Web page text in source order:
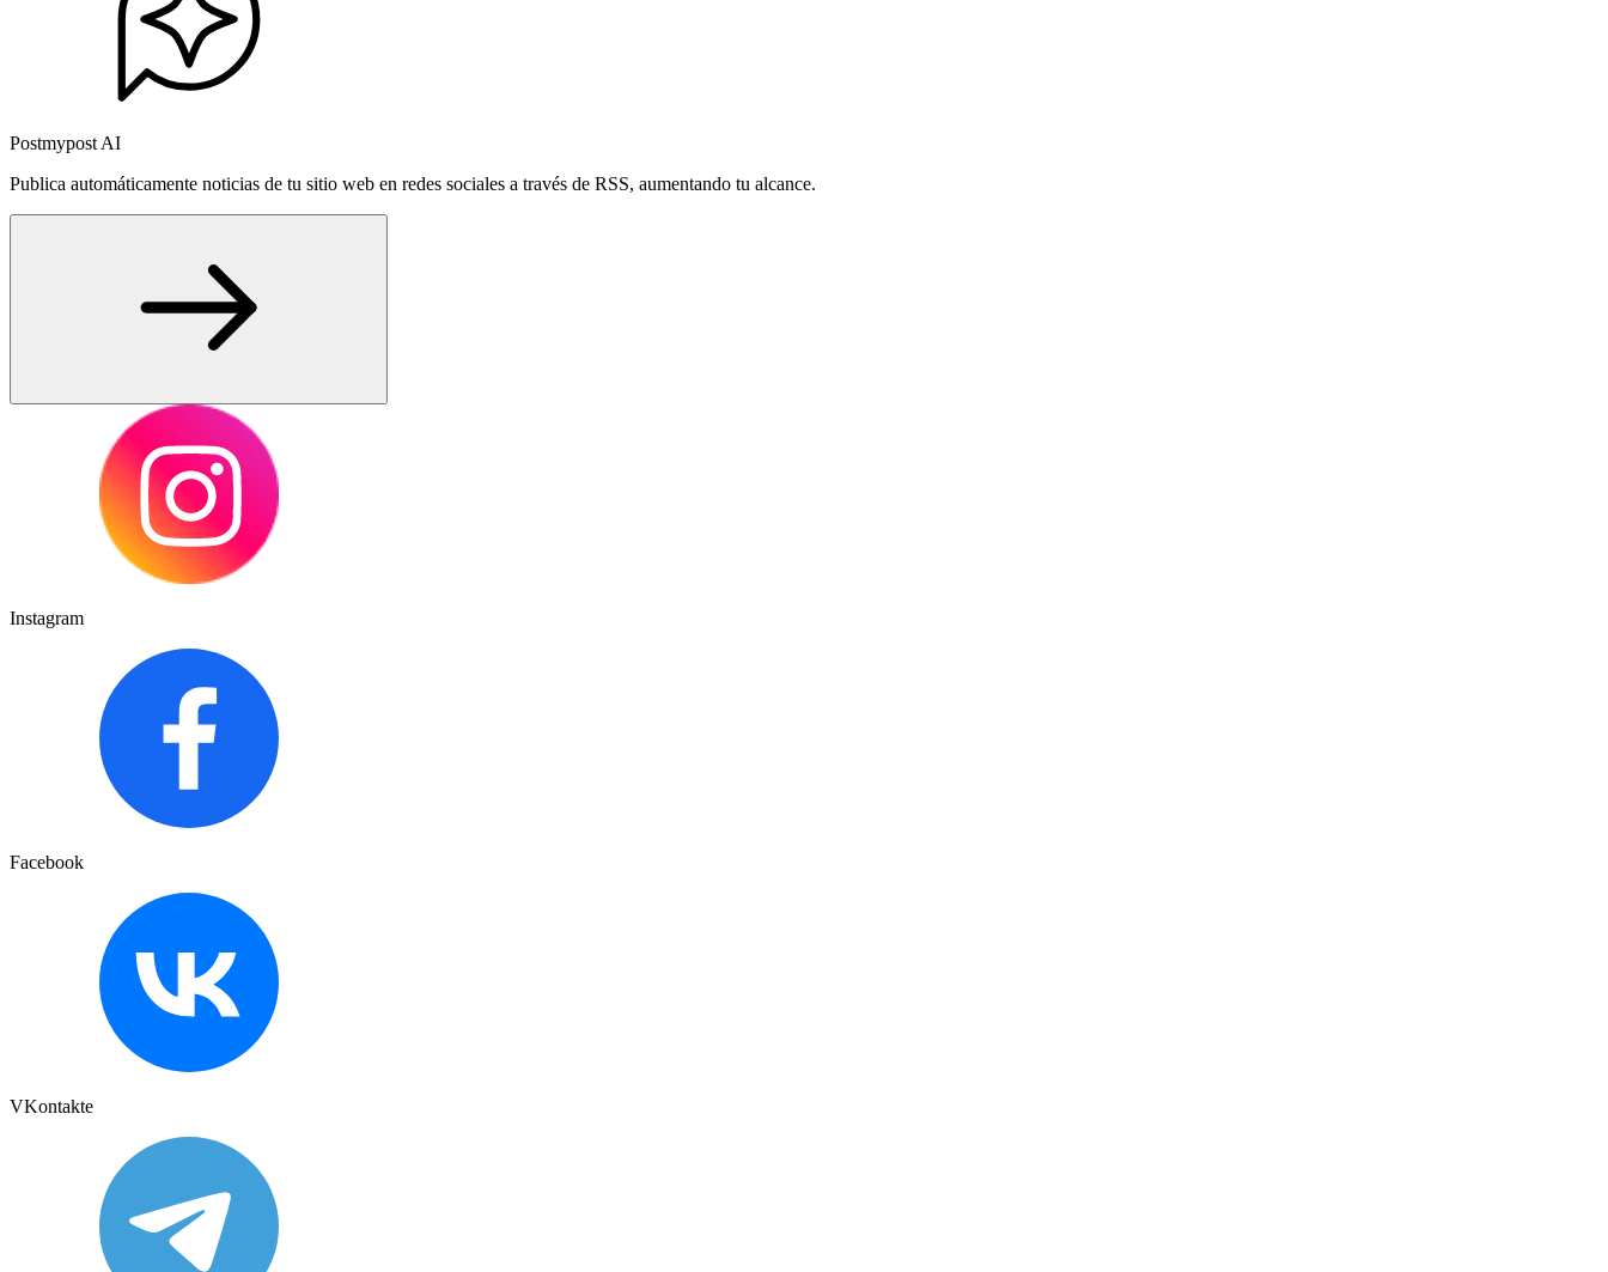
Postmypost AI
Publica automáticamente noticias de tu sitio web en redes sociales a través de RSS, aumentando tu alcance.
Instagram
Facebook
VKontakte